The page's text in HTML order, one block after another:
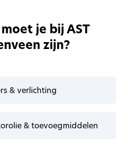
je bij AST
zijn?
& verlichting
& toevoegmiddelen